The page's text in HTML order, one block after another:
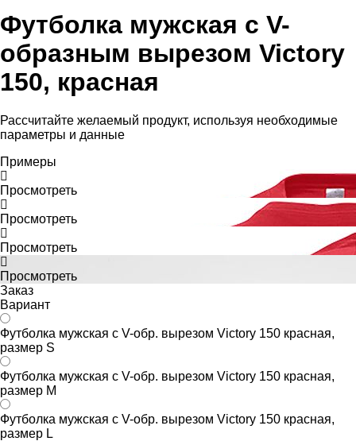
Футболка мужская с V-
образным вырезом Victory
150, красная
Рассчитайте желаемый продукт, используя необходимые
параметры и данные
Примеры
Просмотреть
Просмотреть
Просмотреть
Просмотреть
Заказ
Вариант
Футболка мужская с V-обр. вырезом Victory 150 красная,
размер S
Футболка мужская с V-обр. вырезом Victory 150 красная,
размер M
Футболка мужская с V-обр. вырезом Victory 150 красная,
размер L